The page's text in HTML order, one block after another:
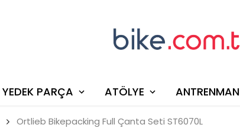
YEDEK PARÇA ATÖLYE ANTRENMAN
Ortlieb Bikepacking Full Çanta Seti ST6070L